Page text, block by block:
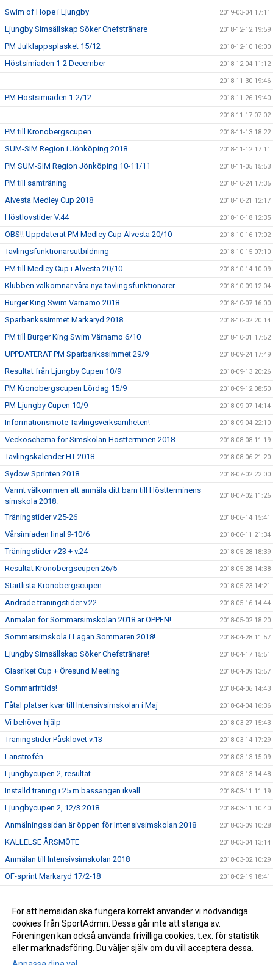
Swim of Hope i Ljungby 2019-03-04 17:11
Ljungby Simsällskap Söker Chefstränare 2018-12-12 19:59
PM Julklappsplasket 15/12 2018-12-10 16:00
Höstsimiaden 1-2 December 2018-12-04 11:12
2018-11-30 19:46
PM Höstsimiaden 1-2/12 2018-11-26 19:40
2018-11-17 07:02
PM till Kronobergscupen 2018-11-13 18:22
SUM-SIM Region i Jönköping 2018 2018-11-12 17:11
PM SUM-SIM Region Jönköping 10-11/11 2018-11-05 15:53
PM till samträning 2018-10-24 17:35
Alvesta Medley Cup 2018 2018-10-21 12:17
Höstlovstider V.44 2018-10-18 12:35
OBS!! Uppdaterat PM Medley Cup Alvesta 20/10 2018-10-16 17:02
Tävlingsfunktionärsutbildning 2018-10-15 07:10
PM till Medley Cup i Alvesta 20/10 2018-10-14 10:09
Klubben välkomnar våra nya tävlingsfunktionärer. 2018-10-09 12:04
Burger King Swim Värnamo 2018 2018-10-07 16:00
Sparbankssimmet Markaryd 2018 2018-10-02 20:14
PM till Burger King Swim Värnamo 6/10 2018-10-01 17:52
UPPDATERAT PM Sparbankssimmet 29/9 2018-09-24 17:49
Resultat från Ljungby Cupen 10/9 2018-09-13 20:26
PM Kronobergscupen Lördag 15/9 2018-09-12 08:50
PM Ljungby Cupen 10/9 2018-09-07 14:14
Informationsmöte Tävlingsverksamheten! 2018-09-04 22:10
Veckoschema för Simskolan Höstterminen 2018 2018-08-08 11:19
Tävlingskalender HT 2018 2018-08-06 21:20
Sydow Sprinten 2018 2018-07-02 22:00
Varmt välkommen att anmäla ditt barn till Höstterminens
simskola 2018.
2018-07-02 11:26
Träningstider v.25-26 2018-06-14 15:41
Vårsimiaden final 9-10/6 2018-06-11 21:34
Träningstider v.23 + v.24 2018-05-28 18:39
Resultat Kronobergscupen 26/5 2018-05-28 14:38
Startlista Kronobergscupen 2018-05-23 14:21
Ändrade träningstider v.22 2018-05-16 14:44
Anmälan för Sommarsimskolan 2018 är ÖPPEN! 2018-05-02 18:20
Sommarsimskola i Lagan Sommaren 2018! 2018-04-28 11:57
Ljungby Simsällskap Söker Chefstränare! 2018-04-17 15:51
Glasriket Cup + Öresund Meeting 2018-04-09 13:57
Sommarfritids! 2018-04-06 14:43
Fåtal platser kvar till Intensivsimskolan i Maj 2018-04-04 16:36
Vi behöver hjälp 2018-03-27 15:43
Träningstider Påsklovet v.13 2018-03-14 17:29
Länstrofén 2018-03-13 15:09
Ljungbycupen 2, resultat 2018-03-13 14:48
Inställd träning i 25 m bassängen ikväll 2018-03-11 11:19
Ljungbycupen 2, 12/3 2018 2018-03-11 10:40
Anmälningssidan är öppen för Intensivsimskolan 2018 2018-03-09 10:28
KALLELSE ÅRSMÖTE 2018-03-04 13:14
Anmälan till Intensivsimskolan 2018 2018-03-02 10:29
OF-sprint Markaryd 17/2-18 2018-02-19 18:41
Resultat Ljungbycupen 12/2 2018-02-13 14:47
Länktips simutrustning - Bra!! 2017-09-08 13:31
För att hemsidan ska fungera korrekt använder vi nödvändiga
cookies från SportAdmin. Dessa går inte att stänga av.
Föreningen kan också använda frivilliga cookies, t.ex. för statistik
eller marknadsföring. Du väljer själv om du vill acceptera dessa.